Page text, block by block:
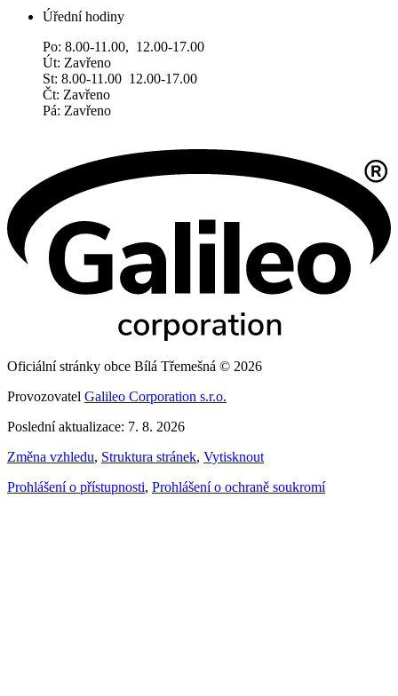
Úřední hodiny
Po: 8.00-11.00, 12.00-17.00
Út: Zavřeno
St: 8.00-11.00 12.00-17.00
Čt: Zavřeno
Pá: Zavřeno
Oficiální stránky obce Bílá Třemešná © 2026
Provozovatel Galileo Corporation s.r.o.
Poslední aktualizace: 7. 8. 2026
Změna vzhledu, Struktura stránek, Vytisknout
Prohlášení o přístupnosti, Prohlášení o ochraně soukromí